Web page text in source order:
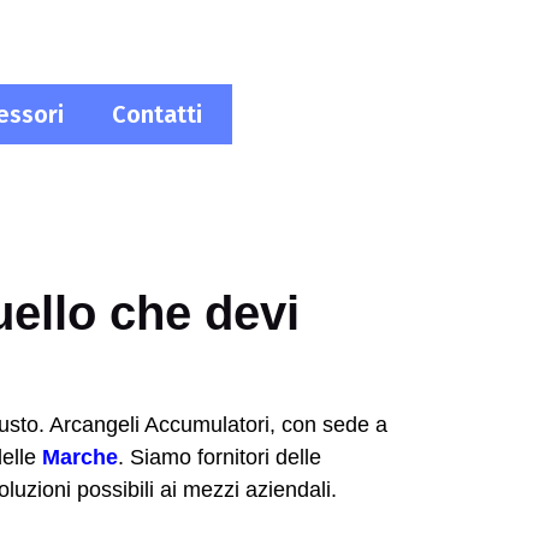
Contatti
che devi
Arcangeli Accumulatori, con sede a
Marche. Siamo fornitori delle
possibili ai mezzi aziendali.